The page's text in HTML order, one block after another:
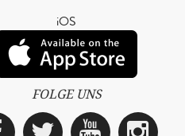
iOS
FOLGE UNS